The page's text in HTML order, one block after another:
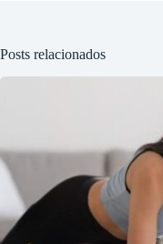
Posts relacionados